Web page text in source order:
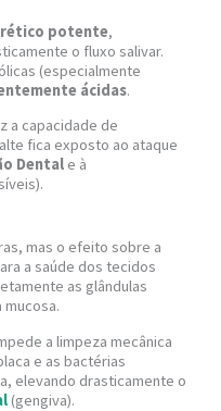
potente,
o fluxo salivar.
(especialmente
ácidas.
a capacidade de
fica exposto ao ataque
Dental e à
mas o efeito sobre a
a saúde dos tecidos
as glândulas
a limpeza mecânica
e as bactérias
elevando drasticamente o
(gengiva).